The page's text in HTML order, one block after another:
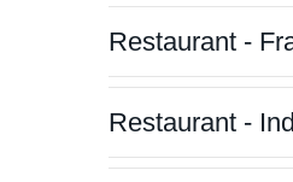
Restaurant -
Restaurant -